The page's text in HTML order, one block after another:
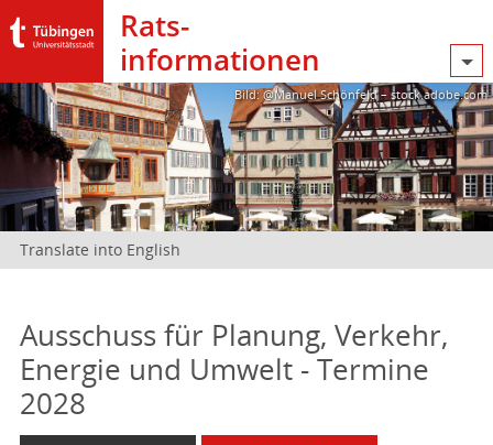
Rats­
informationen
Bild: @Manuel Schönfeld – stock.adobe.com
Translate into English
Ausschuss für Planung, Verkehr,
Energie und Umwelt - Termine
2028